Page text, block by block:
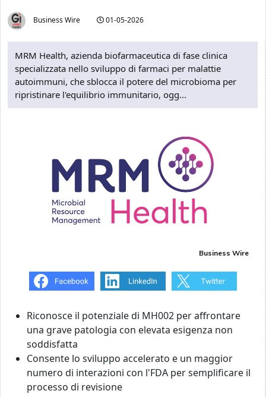
Business Wire 01-05-2026
MRM Health, azienda biofarmaceutica di fase clinica
specializzata nello sviluppo di farmaci per malattie
autoimmuni, che sblocca il potere del microbioma per
ripristinare l'equilibrio immunitario, ogg...
Business Wire
Riconosce il potenziale di MH002 per affrontare
una grave patologia con elevata esigenza non
soddisfatta
Consente lo sviluppo accelerato e un maggior
numero di interazioni con l'FDA per semplificare il
processo di revisione